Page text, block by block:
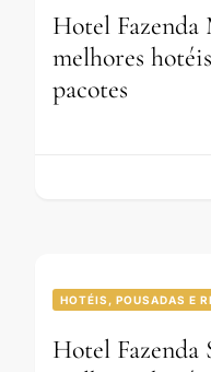
Hotel
melhores
pacotes
HOTÉIS, POUSADAS E
Hotel